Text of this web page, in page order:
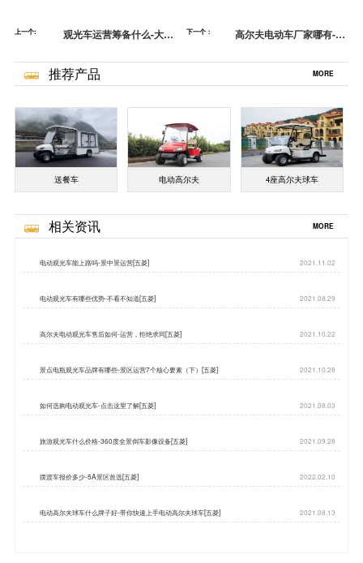
上一个:
观光车运营筹备什么-大景
下一个：
高尔夫电动车厂家哪有-引
推荐产品 MORE
送餐车 电动高尔夫 4座高尔夫球车
相关资讯 MORE
电动观光车能上路吗-景中景运营[五菱] 2021.11.02
电动观光车有哪些优势-不看不知道[五菱] 2021.08.29
高尔夫电动观光车售后如何-运营，拒绝求同[五菱] 2021.10.22
景点电瓶观光车品牌有哪些-景区运营7个核心要素（下）[五菱] 2021.10.28
如何选购电动观光车-点击这里了解[五菱] 2021.08.03
旅游观光车什么价格-360度全景倒车影像设备[五菱] 2021.09.28
摆渡车报价多少-5A景区首选[五菱] 2022.02.10
电动高尔夫球车什么牌子好-带你快速上手电动高尔夫球车[五菱] 2021.08.13